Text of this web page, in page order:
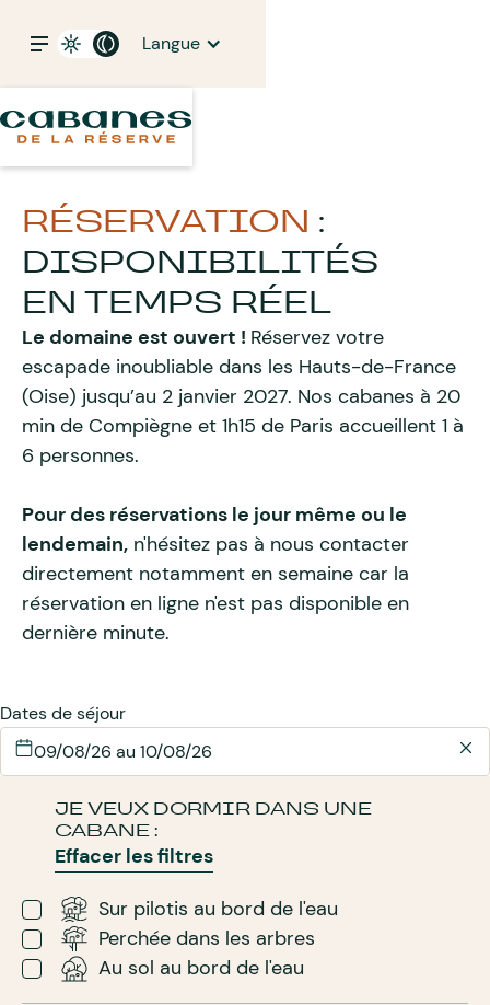
Langue
RÉSERVATION :
DISPONIBILITÉS
EN TEMPS RÉEL
Le domaine est ouvert ! Réservez votre
escapade inoubliable dans les Hauts-de-France
(Oise) jusqu’au 2 janvier 2027. Nos cabanes à 20
min de Compiègne et 1h15 de Paris accueillent 1 à
6 personnes.
Pour des réservations le jour même ou le
lendemain, n'hésitez pas à nous contacter
directement notamment en semaine car la
réservation en ligne n'est pas disponible en
dernière minute.
Dates de séjour
JE VEUX DORMIR DANS UNE
CABANE :
Effacer les filtres
Sur pilotis au bord de l'eau
Perchée dans les arbres
Au sol au bord de l'eau